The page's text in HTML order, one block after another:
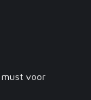
voor